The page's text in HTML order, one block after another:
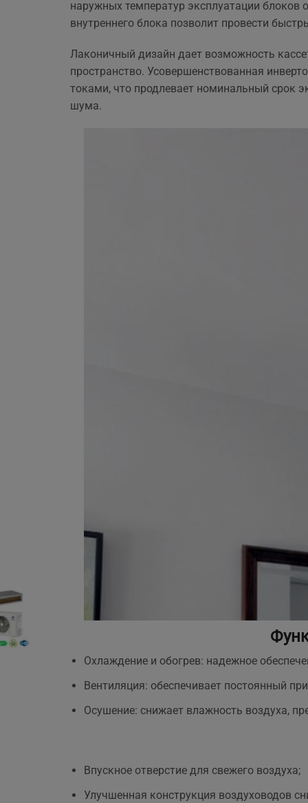
ще
наружных температур эксплуатации блоков
внутреннего блока позволит провести
Лаконичный дизайн дает возможность
пространство. Усовершенствованная
токами, что продлевает номинальный срок
шума.
Охлаждение и обогрев: надежное
Вентиляция: обеспечивает постоянный
Осушение: снижает влажность воздуха,
Впускное отверстие для свежего воздуха;
Улучшенная конструкция воздуховодов